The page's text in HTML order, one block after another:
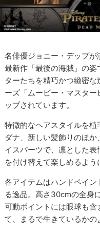
名俳優ジョニー・デップ
最新作「最後の海賊」の
ターたちを精巧かつ緻密
ーズ「ムービー・マスタ
ップされています。
特徴的なヘアスタイルを
ダナ、新しい髪飾りのほ
イスパーツで、凛とした
を付け替えて楽しめるよう
各アイテムはハンドペイ
る逸品。高さ30cmの全身
可動ポイントには眼球も
て、まるで生きているかの